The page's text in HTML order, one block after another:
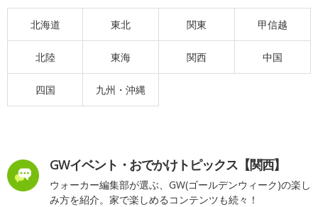
北海道 東北 関東 甲信越
北陸 東海 関西 中国
四国 九州・沖縄
GWイベント・おでかけトピックス【関西】
ウォーカー編集部が選ぶ、GW(ゴールデンウィーク)の楽し
み方を紹介。家で楽しめるコンテンツも続々！